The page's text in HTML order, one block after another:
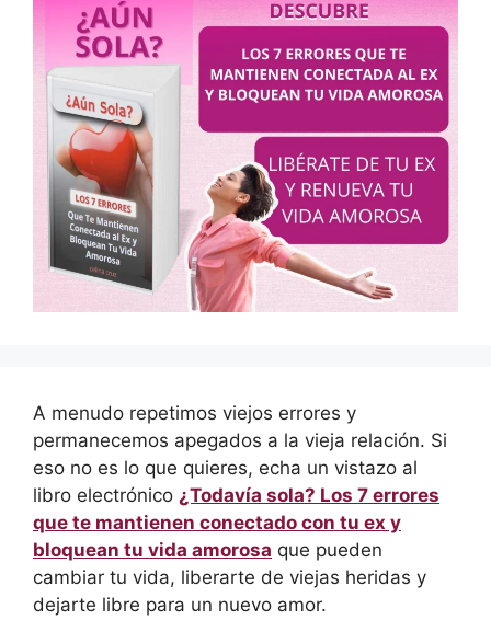
A menudo repetimos viejos errores y
permanecemos apegados a la vieja relación. Si
eso no es lo que quieres, echa un vistazo al
libro electrónico ¿Todavía sola? Los 7 errores
que te mantienen conectado con tu ex y
bloquean tu vida amorosa que pueden
cambiar tu vida, liberarte de viejas heridas y
dejarte libre para un nuevo amor.